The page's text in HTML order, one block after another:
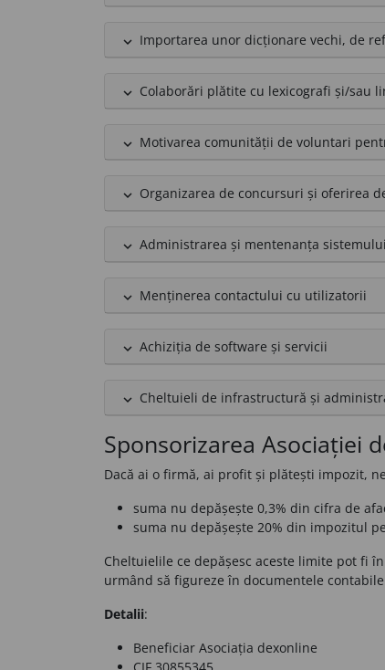
expand_less Importarea unor dicționare vechi, de
expand_less Colaborări plătite cu lexicografi și/sau
expand_less Motivarea comunității de voluntari
expand_less Organizarea de concursuri și oferirea
expand_less Administrarea și mentenanța sistemului
expand_less Menținerea contactului cu utilizatorii
expand_less Achiziția de software și servicii
expand_less Cheltuieli de infrastructură și
Sponsorizarea Asociației
Dacă ai o firmă, ai profit și plătești impozit,
suma nu depășește 0,3% din cifra de
suma nu depășește 20% din impozitul
Cheltuielile ce depășesc aceste limite pot fi
urmând să figureze în documentele
Detalii:
Beneficiar Asociația dexonline